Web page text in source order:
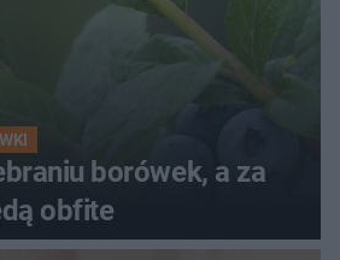
borówek, a za
obfite